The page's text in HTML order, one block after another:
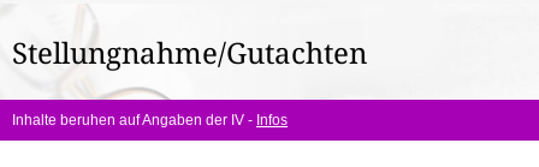
hier:
Stellungnahme/Gutachten
Inhalte beruhen auf Angaben der IV - Infos